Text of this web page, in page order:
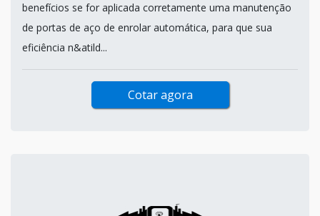
benefícios se for aplicada corretamente uma manutenção
de portas de aço de enrolar automática, para que sua
eficiência n&atild...
Cotar agora